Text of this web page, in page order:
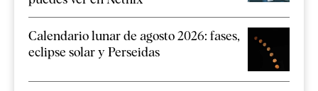
Calendario lunar de agosto 2026: fases,
eclipse solar y Perseidas